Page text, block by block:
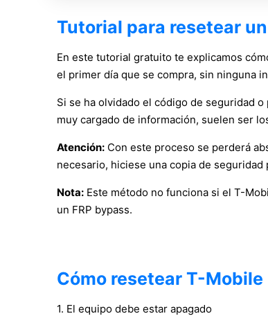
Tutorial para resetear
En este tutorial gratuito te explicamos
el primer día que se compra, sin ninguna
Si se ha olvidado el código de seguridad
muy cargado de información, suelen ser
Atención: Con este proceso se perderá
necesario, hiciese una copia de
Nota: Este método no funciona si el T-
un FRP bypass.
Cómo resetear T-Mobile
1. El equipo debe estar apagado